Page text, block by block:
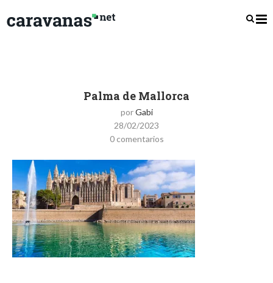
Palma de Mallorca
porGabi
28/02/2023
0 comentarios